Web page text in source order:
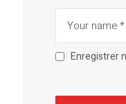
Enregistrer